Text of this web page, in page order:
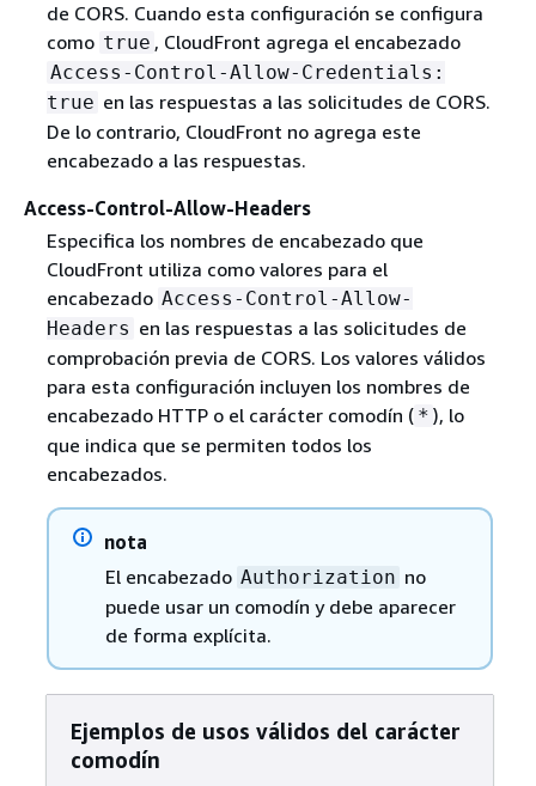
de CORS. Cuando esta configuración se configura
como true , CloudFront agrega el encabezado
Access-Control-Allow-Credentials:
true en las respuestas a las solicitudes de CORS.
De lo contrario, CloudFront no agrega este
encabezado a las respuestas.
Access-Control-Allow-Headers
Especifica los nombres de encabezado que
CloudFront utiliza como valores para el
encabezado Access-Control-Allow-
Headers en las respuestas a las solicitudes de
comprobación previa de CORS. Los valores válidos
para esta configuración incluyen los nombres de
encabezado HTTP o el carácter comodín ( * ), lo
que indica que se permiten todos los
encabezados.
nota
El encabezado Authorization no
puede usar un comodín y debe aparecer
de forma explícita.
Ejemplos de usos válidos del carácter
comodín